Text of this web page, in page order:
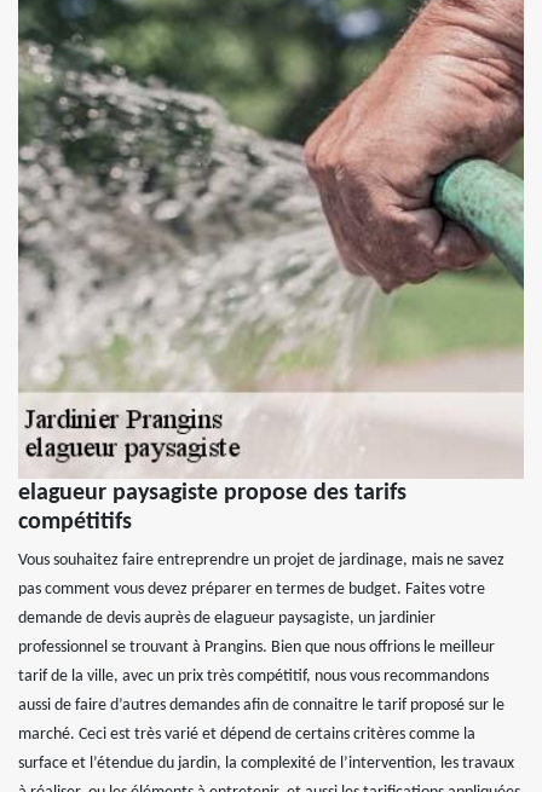
elagueur paysagiste propose des tarifs
compétitifs
Vous souhaitez faire entreprendre un projet de jardinage, mais ne savez
pas comment vous devez préparer en termes de budget. Faites votre
demande de devis auprès de elagueur paysagiste, un jardinier
professionnel se trouvant à Prangins. Bien que nous offrions le meilleur
tarif de la ville, avec un prix très compétitif, nous vous recommandons
aussi de faire d’autres demandes afin de connaitre le tarif proposé sur le
marché. Ceci est très varié et dépend de certains critères comme la
surface et l’étendue du jardin, la complexité de l’intervention, les travaux